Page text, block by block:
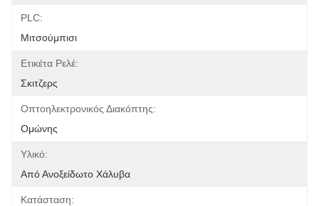
PLC:
Μιτσούμπισι
Ετικέτα Ρελέ:
Σκιτζερς
Οπτοηλεκτρονικός Διακόπτης:
Ομώνης
Υλικό:
Από Ανοξείδωτο Χάλυβα
Κατάσταση: